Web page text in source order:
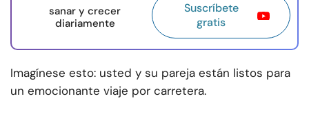
sanar y crecer
diariamente
Suscríbete
gratis
Imagínese esto: usted y su pareja están listos para
un emocionante viaje por carretera.